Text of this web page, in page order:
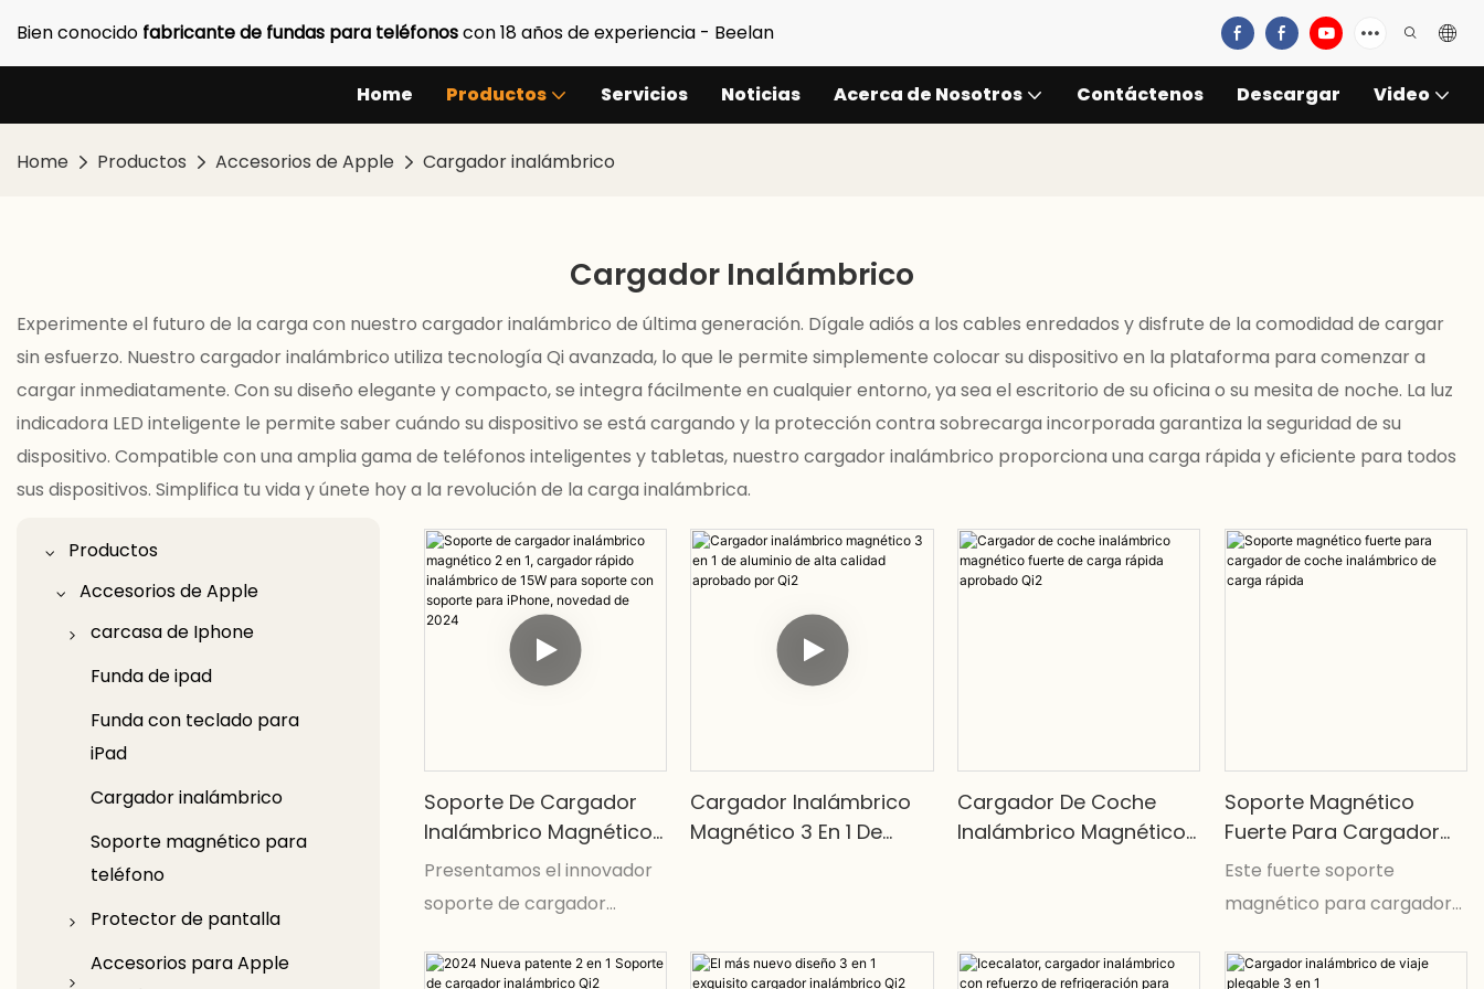
Bien conocido fabricante de fundas para teléfonoscon 18 años de experiencia - Beelan
Home Productos Servicios Noticias Acerca de Nosotros Contáctenos Descargar Video
Home Productos Accesorios de Apple Cargador inalámbrico
Cargador Inalámbrico
Experimente el futuro de la carga con nuestro cargador inalámbrico de última generación. Dígale adiós a los cables enredados y disfrute de la comodidad de cargar
sin esfuerzo. Nuestro cargador inalámbrico utiliza tecnología Qi avanzada, lo que le permite simplemente colocar su dispositivo en la plataforma para comenzar a
cargar inmediatamente. Con su diseño elegante y compacto, se integra fácilmente en cualquier entorno, ya sea el escritorio de su oficina o su mesita de noche. La luz
indicadora LED inteligente le permite saber cuándo su dispositivo se está cargando y la protección contra sobrecarga incorporada garantiza la seguridad de su
dispositivo. Compatible con una amplia gama de teléfonos inteligentes y tabletas, nuestro cargador inalámbrico proporciona una carga rápida y eficiente para todos
sus dispositivos. Simplifica tu vida y únete hoy a la revolución de la carga inalámbrica.
Productos
Accesorios de Apple
carcasa de Iphone
iPhone 17
Funda de teléfono
transparente
Caja del teléfono con
Funda de silicona para
Funda de ipad
Funda con teclado para
iPad
Cargador inalámbrico
Soporte magnético para
teléfono
Protector de pantalla
protector de pantalla
Accesorios para Apple
Soporte De Cargador
Inalámbrico Magnético
2 En 1, Cargador Rápido
Inalámbrico De 15W
Para Soporte Con
Soporte Para IPhone,
Novedad De 2024
Presentamos el innovador
soporte de cargador
en 1, nueva patente de
Cargador Inalámbrico
Magnético 3 En 1 De
Cargador De Coche
Inalámbrico Magnético
Soporte Magnético
Fuerte Para Cargador
De Coche Inalámbrico
De Carga Rápida
Este fuerte soporte
magnético para cargador
carga rápida es una forma